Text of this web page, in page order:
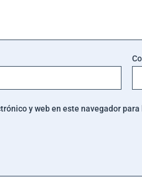
y web en este navegador